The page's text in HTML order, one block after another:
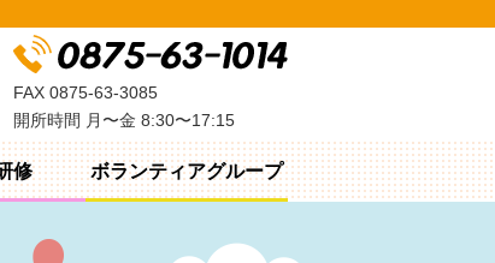
FAX 0875-63-3085
開所時間 月〜金 8:30〜17:15
修 ボランティアグループ